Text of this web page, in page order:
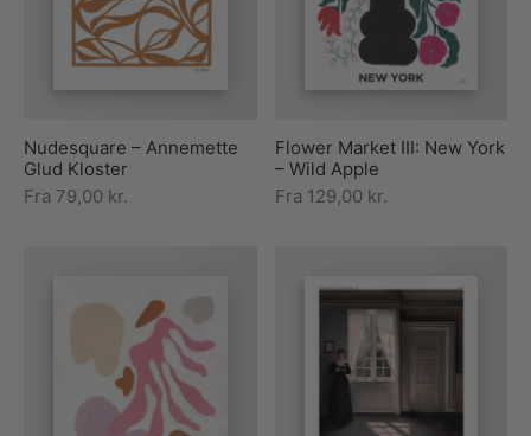
Nudesquare – Annemette
Glud Kloster
Fra 79,00 kr.
Flower Market III: New York
– Wild Apple
Fra 129,00 kr.